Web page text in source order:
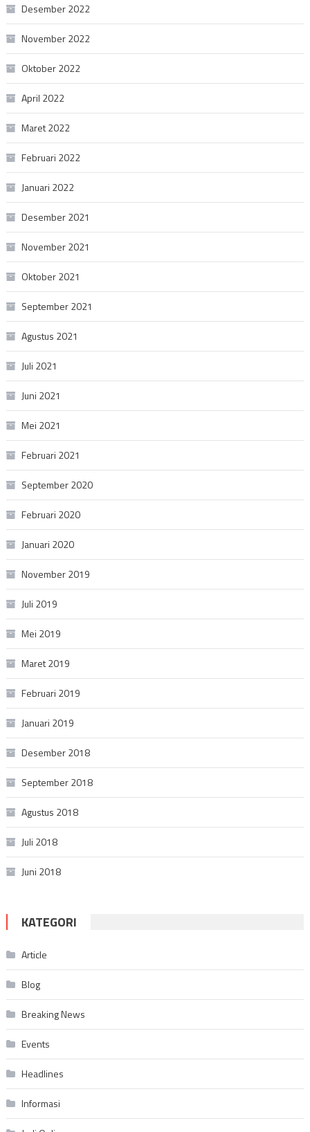
Desember 2022
November 2022
Oktober 2022
April 2022
Maret 2022
Februari 2022
Januari 2022
Desember 2021
November 2021
Oktober 2021
September 2021
Agustus 2021
Juli 2021
Juni 2021
Mei 2021
Februari 2021
September 2020
Februari 2020
Januari 2020
November 2019
Juli 2019
Mei 2019
Maret 2019
Februari 2019
Januari 2019
Desember 2018
September 2018
Agustus 2018
Juli 2018
Juni 2018
KATEGORI
Article
Blog
Breaking News
Events
Headlines
Informasi